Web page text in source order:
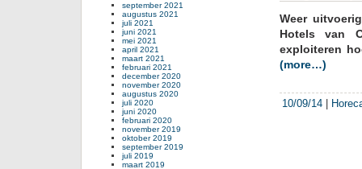
Weer
Hotels van
exploiteren
(more…)
10/09/14 |
september 2021
augustus 2021
juli 2021
juni 2021
mei 2021
april 2021
maart 2021
februari 2021
december 2020
november 2020
augustus 2020
juli 2020
juni 2020
februari 2020
november 2019
oktober 2019
september 2019
juli 2019
maart 2019